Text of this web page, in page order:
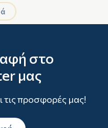
στο
μας
προσφορές μας!